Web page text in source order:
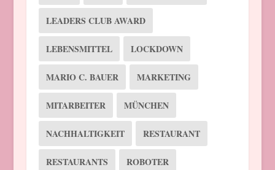
LEADERS CLUB AWARD
LEBENSMITTEL LOCKDOWN
MARIO C. BAUER MARKETING
MITARBEITER MÜNCHEN
NACHHALTIGKEIT RESTAURANT
RESTAURANTS ROBOTER